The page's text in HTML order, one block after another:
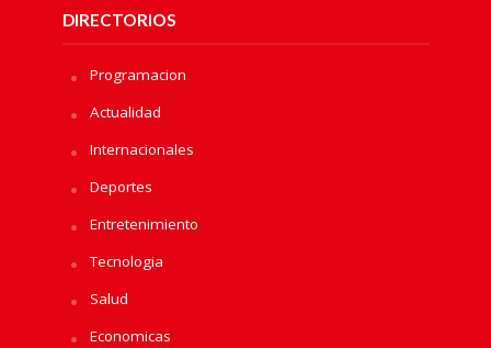
DIRECTORIOS
Programacion
Actualidad
Internacionales
Deportes
Entretenimiento
Tecnologia
Salud
Economicas